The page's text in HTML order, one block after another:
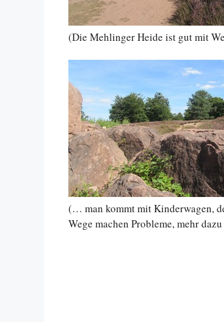
(Die Mehlinger Heide ist gut mit
(… man kommt mit Kinderwagen,
Wege machen Probleme, mehr